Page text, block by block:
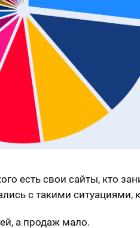
есть свои сайты, кто
с такими ситуациями,
а продаж мало.